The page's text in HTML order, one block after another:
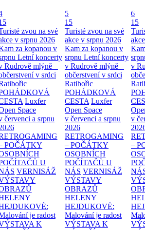
zvou na své
v srpnu 2026
za kopanou v
Letní koncerty
Rudrově mlýně –
v srdci
Luxfer
Space
červenci a srpnu
POČÁTKY
U
VERNISÁŽ
je radost
K
5
15
Turisté zvou na své
akce v srpnu 2026
Kam za kopanou v
srpnu Letní koncerty
v Rudrově mlýně –
občerstvení v srdci
Ratibořic
POHÁDKOVÁ
CESTA Luxfer
Open Space
v červenci a srpnu
2026
RETROGAMING
– POČÁTKY
OSOBNÍCH
POČÍTAČŮ U
NÁS VERNISÁŽ
VÝSTAVY
OBRAZŮ
HELENY
HEJDUKOVÉ:
Malování je radost
VÝSTAVA K
6
15
v
v
–